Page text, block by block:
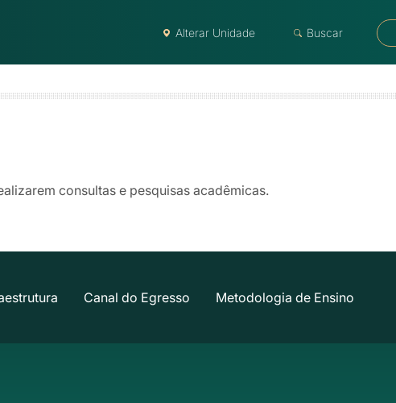
Alterar Unidade Buscar
consultas e pesquisas acadêmicas.
Canal do Egresso Metodologia de Ensino